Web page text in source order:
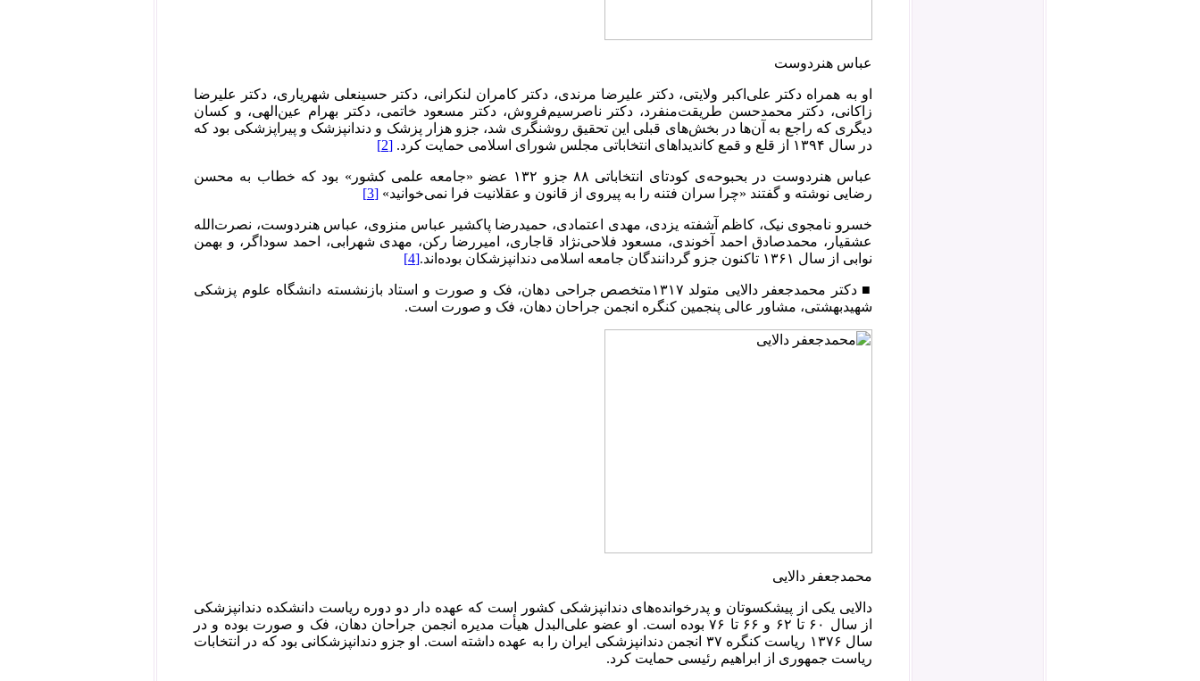
عباس هنردوست
او به همراه دکتر علی‌اکبر ولایتی، دکتر علیرضا مرندی، دکتر کامران لنکرانی، دکتر حسینعلی شهریاری، دکتر علیرضا
زاکانی، دکتر محمدحسن طریقت‌منفرد، دکتر ناصرسیم‌فروش، دکتر مسعود خاتمی، دکتر بهرام عین‌الهی، و کسان
دیگری که راجع به آن‌ها در بخش‌های قبلی این تحقیق روشنگری شد، جزو هزار پزشک و دندانپزشک و پیراپزشکی بود که
در سال ۱۳۹۴ از قلع و قمع کاندیداهای انتخاباتی مجلس شورای اسلامی حمایت کرد.
[2]
عباس هنردوست در بحبوحه‌ی کودتای انتخاباتی ۸۸ جزو ۱۳۲ عضو «جامعه علمی کشور» بود که خطاب به محسن
رضایی نوشته و گفتند «چرا سران فتنه را به پیروی از قانون و عقلانیت فرا نمی‌خوانید» [3]
خسرو نامجوی نیک، کاظم آشفته یزدی، مهدی اعتمادی، حمید‌رضا پاکشیر عباس منزوی، عباس هنردوست، نصرت‌الله
عشقیار، محمدصادق احمد آخوندی، مسعود فلاحی‌نژاد قاجاری، امیررضا رکن، مهدی شهرابی، احمد سوداگر، و بهمن
نوابی از سال ۱۳۶۱ تاکنون جزو گردانندگان جامعه اسلامی دندانپزشکان بوده‌اند.
[4]
■
دکتر محمدجعفر دالایی متولد ۱۳۱۷متخصص جراحی دهان، فک و صورت و استاد بازنشسته دانشگاه علوم پزشکی
شهیدبهشتی، مشاور عالی پنجمین کنگره انجمن جراحان دهان، فک و صورت است.
محمدجعفر دالایی
دالایی یکی از پیشکسوتان و پدرخوانده‌های دندانپزشکی کشور است که عهده دار دو دوره ریاست دانشکده دندانپزشکی
از سال ۶۰ تا ۶۲ و ۶۶ تا ۷۶ بوده است. او عضو علی‌البدل هیأت مدیره انجمن جراحان دهان، فک و صورت بوده و در
سال ۱۳۷۶ ریاست کنگره ۳۷ انجمن دندانپزشکی ایران را به عهده داشته است. او جزو دندانپزشکانی بود که در انتخابات
ریاست جمهوری از ابراهیم رئیسی حمایت کرد.